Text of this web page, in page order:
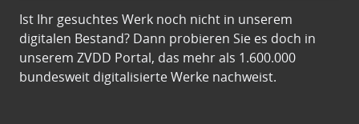
Ist Ihr gesuchtes Werk noch nicht in unserem
digitalen Bestand? Dann probieren Sie es doch in
unserem ZVDD Portal, das mehr als 1.600.000
bundesweit digitalisierte Werke nachweist.